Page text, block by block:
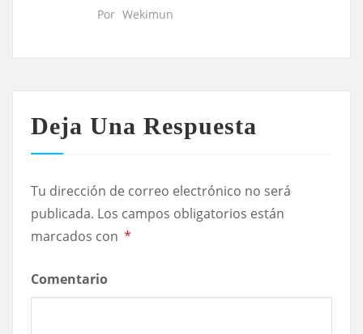
Por Wekimun
Deja Una Respuesta
Tu dirección de correo electrónico no será
publicada. Los campos obligatorios están
marcados con *
Comentario